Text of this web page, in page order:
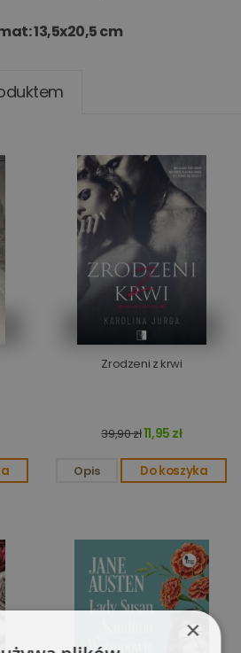
13,5x20,5 cm
Zrodzeni z krwi
39,90 zł11,95 zł
Opis Do koszyka
×